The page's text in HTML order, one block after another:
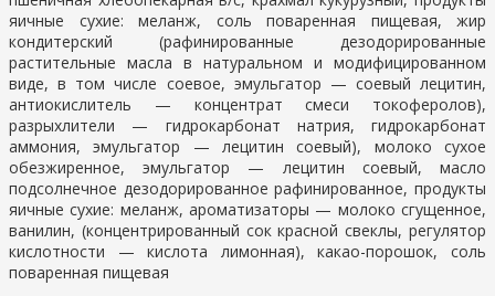
яичные сухие: меланж, соль поваренная пищевая, жир
кондитерский (рафинированные дезодорированные
растительные масла в натуральном и модифицированном
виде, в том числе соевое, эмульгатор — соевый лецитин,
антиокислитель — концентрат смеси токоферолов),
разрыхлители — гидрокарбонат натрия, гидрокарбонат
аммония, эмульгатор — лецитин соевый), молоко сухое
обезжиренное, эмульгатор — лецитин соевый, масло
подсолнечное дезодорированное рафинированное, продукты
яичные сухие: меланж, ароматизаторы — молоко сгущенное,
ванилин, (концентрированный сок красной свеклы, регулятор
кислотности — кислота лимонная), какао-порошок, соль
поваренная пищевая